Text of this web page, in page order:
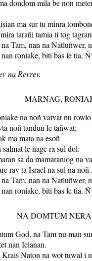
dondom mila be non
ma sur tu minra
tarañi tamia ti tog
Tam, nan na Natluñwer,
roniake, biti bas le tia.
na Revrev.
MARNAG,
na noñ vatvat nu
noñ tandun le tañwat;
ma mata na esoñ
le nage ra sul dol:
sa da mamaraniog na
rav ta Israel na sul na noñ.
Tam, nan na Natluñwer,
roniake, biti bas le tia.
NA DOMTUM
God, na Tam nu man
nan Ielanan.
Krais Naton na wot tuwal i